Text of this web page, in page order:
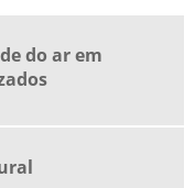
do ar em